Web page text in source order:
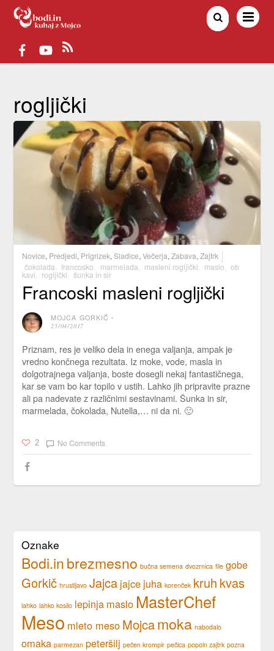
rogljički
Novice, Predjedi, Prigrizek, Sladice, Večerja, Zabava, Zajtrk
čokolada
francosko marmelada masleni rogljički maslo ob
kavi rogljički šunka in sir
Francoski masleni rogljički
MOJCA GORKIČ ⋅
25/04/2017
Priznam, res je veliko dela in enega valjanja, ampak je
vredno končnega rezultata. Iz moke, vode, masla in
dolgotrajnega valjanja, boste dosegli nekaj fantastičnega,
kar se vam bo kar topilo v ustih. Lahko jih pripravite prazne
ali pa nadevate z različnimi sestavinami. Šunka in sir,
marmelada, čokolada, Nutella,… ni da ni. 🙂
2 No Comments
Oznake
Bodi.inbrezmesno bučna semena dvozrnica file gobe
Gorkič hrustljavo Jajca jajce juha korenček kruh kvas
lahko lahko kosilo lepinja maslo MasterChef
Meso mleto meso Mojcamoka nabodalo
omaka parmezan peteršilj pečen krompir pečica popoln zajtrk pozna